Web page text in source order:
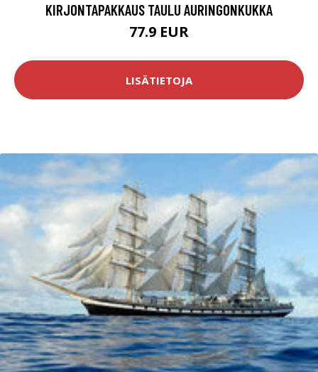
KIRJONTAPAKKAUS TAULU AURINGONKUKKA
77.9 EUR
LISÄTIETOJA